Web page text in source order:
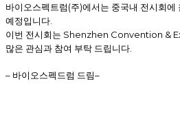
바이오스펙트럼(주)에서는 중국내 전시회에
예정입니다
이번 전시회는 Shenzhen Convention &
많은 관심과 참여 부탁 드립니다
– 바이오스펙드럼 드림–